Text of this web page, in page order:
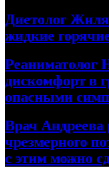
Диетолог
жидкие
Реаниматолог
дискомфорт в
опасными
Врач
чрезмерного
с этим можно